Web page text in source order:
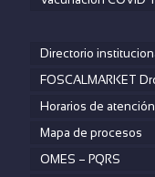
Directorio
FOSCALMARKET
Horarios de atención
Mapa de procesos
OMES – PQRS